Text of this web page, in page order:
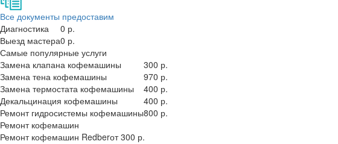
Все документы предоставим
Диагностика
0 р.
Выезд мастера0 р.
Самые популярные услуги
Замена клапана кофемашины
300 р.
Замена тена кофемашины
970 р.
Замена термостата кофемашины
400 р.
Декальцинация кофемашины
400 р.
Ремонт гидросистемы кофемашины800 р.
Ремонт кофемашин
Ремонт кофемашин Redberот 300 р.